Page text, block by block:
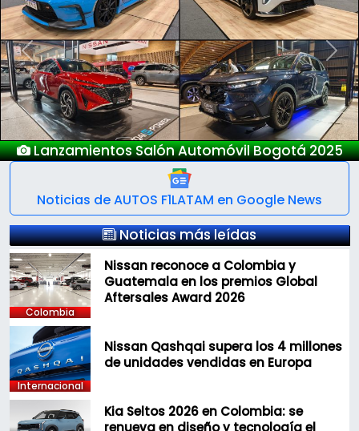
Nuevo Deepal S05
Previous Next
Noticias de AUTOS F1LATAM en Google News
Noticias más leídas
Colombia
Nissan reconoce a Colombia y
Guatemala en los premios Global
Aftersales Award 2026
Internacional
Nissan Qashqai supera los 4 millones
de unidades vendidas en Europa
Kia Seltos 2026 en Colombia: se
renueva en diseño y tecnología el